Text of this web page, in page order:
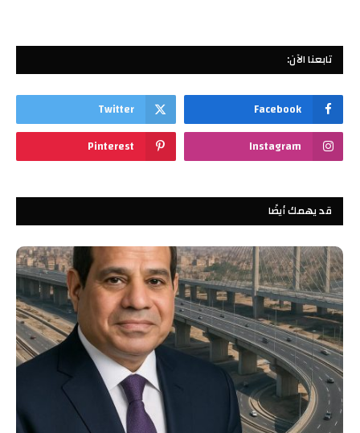
تابعنا الآن:
Facebook
Twitter
Instagram
Pinterest
قد يهمك أيضًا